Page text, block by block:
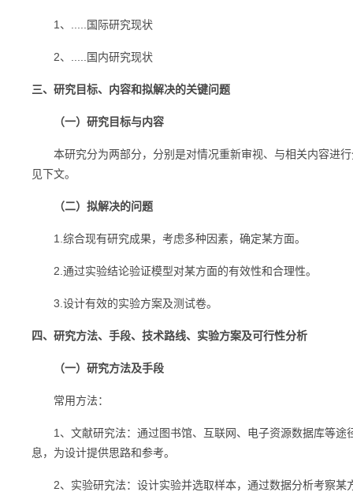
1、.....国际研究现状
2、.....国内研究现状
三、研究目标、内容和拟解决的关键问题
（一）研究目标与内容
本研究分为两部分，分别是对情况重新审视、与相关内容进行
见下文。
（二）拟解决的问题
1.综合现有研究成果，考虑多种因素，确定某方面。
2.通过实验结论验证模型对某方面的有效性和合理性。
3.设计有效的实验方案及测试卷。
四、研究方法、手段、技术路线、实验方案及可行性分析
（一）研究方法及手段
常用方法：
1、文献研究法：通过图书馆、互联网、电子资源数据库等途
息，为设计提供思路和参考。
2、实验研究法：设计实验并选取样本，通过数据分析考察某